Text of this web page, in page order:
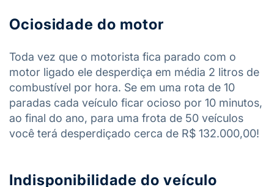
Ociosidade do motor
Toda vez que o motorista fica parado com o
motor ligado ele desperdiça em média 2 litros de
combustível por hora. Se em uma rota de 10
paradas cada veículo ficar ocioso por 10 minutos,
ao final do ano, para uma frota de 50 veículos
você terá desperdiçado cerca de R$ 132.000,00!
Indisponibilidade do veículo